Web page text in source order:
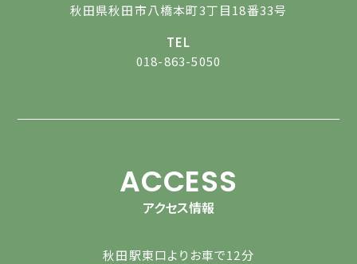
秋田県秋田市八橋本町3丁目18番33号
TEL
018-863-5050
ACCESS
アクセス情報
秋田駅東口よりお車で12分